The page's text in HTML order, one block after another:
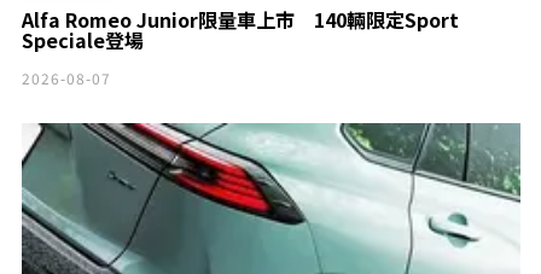
Alfa Romeo Junior限量車上市 140輛限定Sport
Speciale登場
2026-08-07